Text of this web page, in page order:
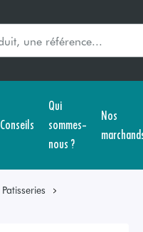
Conseils
Qui
sommes-
nous ?
Nos
Patisseries